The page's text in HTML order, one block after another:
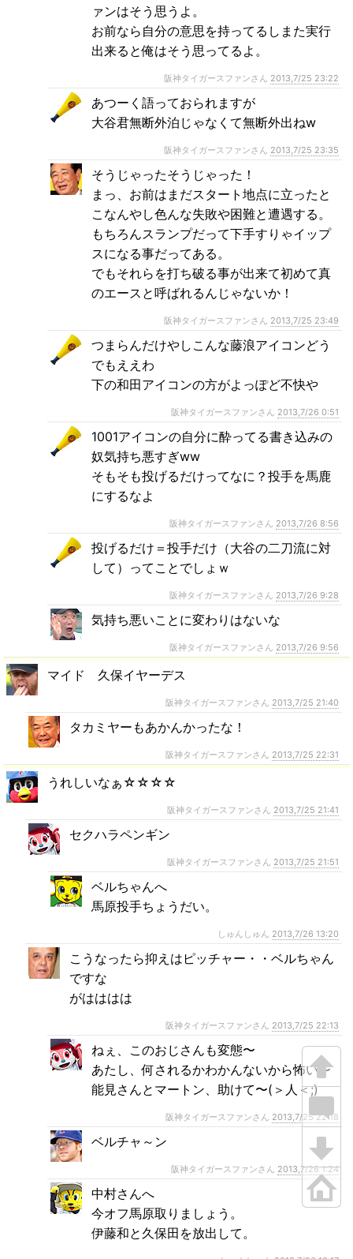
ァンはそう思うよ。
お前なら自分の意思を持ってるしまた実行
出来ると俺はそう思ってるよ。
阪神タイガースファンさん 2013,7/25 23:22
あつーく語っておられますが
大谷君無断外泊じゃなくて無断外出ねw
阪神タイガースファンさん 2013,7/25 23:35
そうじゃったそうじゃった！
まっ、お前はまだスタート地点に立ったと
こなんやし色んな失敗や困難と遭遇する。
もちろんスランプだって下手すりゃイップ
スになる事だってある。
でもそれらを打ち破る事が出来て初めて真
のエースと呼ばれるんじゃないか！
阪神タイガースファンさん 2013,7/25 23:49
つまらんだけやしこんな藤浪アイコンどう
でもええわ
下の和田アイコンの方がよっぽど不快や
阪神タイガースファンさん 2013,7/26 0:51
1001アイコンの自分に酔ってる書き込みの
奴気持ち悪すぎww
そもそも投げるだけってなに？投手を馬鹿
にするなよ
阪神タイガースファンさん 2013,7/26 8:56
投げるだけ＝投手だけ（大谷の二刀流に対
して）ってことでしょｗ
阪神タイガースファンさん 2013,7/26 9:28
気持ち悪いことに変わりはないな
阪神タイガースファンさん 2013,7/26 9:56
マイド 久保イヤーデス
阪神タイガースファンさん 2013,7/25 21:40
タカミヤーもあかんかったな！
阪神タイガースファンさん 2013,7/25 22:31
うれしいなぁ☆☆☆☆
阪神タイガースファンさん 2013,7/25 21:41
セクハラペンギン
阪神タイガースファンさん 2013,7/25 21:51
ベルちゃんへ
馬原投手ちょうだい。
しゅんしゅん 2013,7/26 13:20
こうなったら抑えはピッチャー・・ベルちゃん
ですな
がはははは
阪神タイガースファンさん 2013,7/25 22:13
ねぇ、このおじさんも変態〜
あたし、何されるかわかんないから怖い〜
能見さんとマートン、助けて〜(＞人＜;)
阪神タイガースファンさん 2013,7/25 22:18
ベルチャ～ン
阪神タイガースファンさん 2013,7/26 1:24
中村さんへ
今オフ馬原取りましょう。
伊藤和と久保田を放出して。